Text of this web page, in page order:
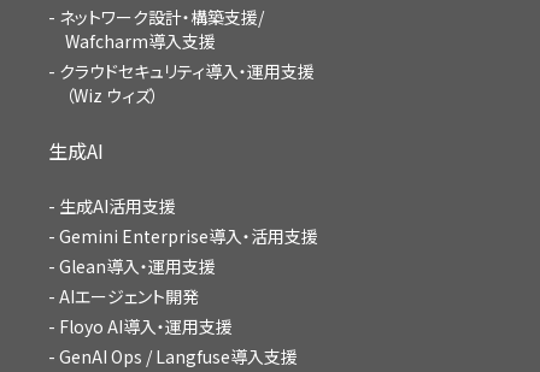
ネットワーク設計・構築支援/
Wafcharm導入支援
クラウドセキュリティ導入・運用支援
（Wiz ウィズ）
生成AI
生成AI活用支援
Gemini Enterprise導入・活用支援
Glean導入・運用支援
AIエージェント開発
Floyo AI導入・運用支援
GenAI Ops / Langfuse導入支援